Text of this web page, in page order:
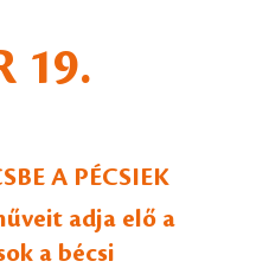
19.
A PÉCSIEK
adja elő a
a bécsi